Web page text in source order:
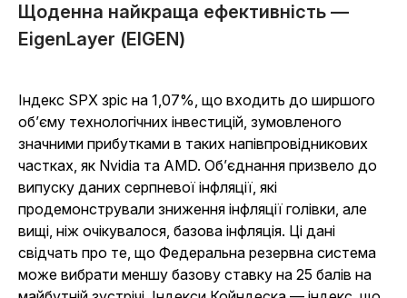
Щоденна найкраща ефективність —
EigenLayer (EIGEN)
Індекс SPX зріс на 1,07%, що входить до ширшого
об’єму технологічних інвестицій, зумовленого
значними прибутками в таких напівпровідникових
частках, як Nvidia та AMD. Об’єднання призвело до
випуску даних серпневої інфляції, які
продемонстрували зниження інфляції голівки, але
вищі, ніж очікувалося, базова інфляція. Ці дані
свідчать про те, що Федеральна резервна система
може вибрати меншу базову ставку на 25 балів на